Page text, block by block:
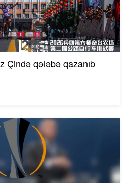
Çində qələbə qazanıb